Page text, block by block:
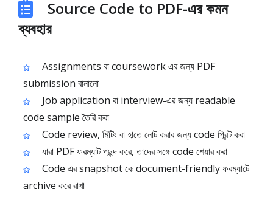
Source Code to PDF-এর কমন
ব্যবহার
Assignments বা coursework এর জন্য PDF
submission বানানো
Job application বা interview-এর জন্য readable
code sample তৈরি করা
Code review, মিটিং বা হাতে নোট করার জন্য code প্রিন্ট করা
যারা PDF ফরম্যাট পছন্দ করে, তাদের সঙ্গে code শেয়ার করা
Code এর snapshot কে document-friendly ফরম্যাটে
archive করে রাখা